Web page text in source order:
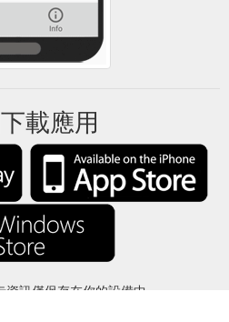
載應用
訊僅保存在你的設備中。